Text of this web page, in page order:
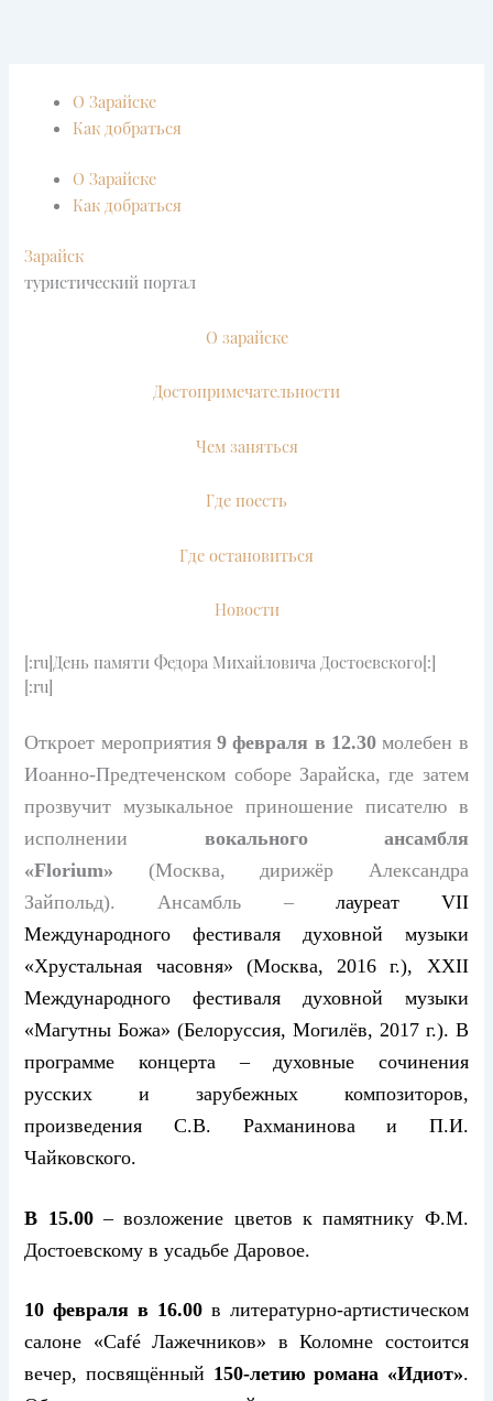
О Зарайске
Как добраться
О Зарайске
Как добраться
Зарайск
туристический портал
О зарайске
Достопримечательности
Чем заняться
Где поесть
Где остановиться
Новости
[:ru]День памяти Федора Михайловича Достоевского[:]
[:ru]
Откроет мероприятия9 февраля в 12.30молебен в
Иоанно-Предтеченском соборе Зарайска, где затем
прозвучит музыкальное приношение писателю в
исполнении вокального ансамбля
«Florium» (Москва, дирижёр Александра
Зайпольд). Ансамбль – лауреат VII
Международного фестиваля духовной музыки
«Хрустальная часовня» (Москва, 2016 г.), XXII
Международного фестиваля духовной музыки
«Магутны Божа» (Белоруссия, Могилёв, 2017 г.). В
программе концерта – духовные сочинения
русских и зарубежных композиторов,
произведения С.В. Рахманинова и П.И.
Чайковского.
В 15.00– возложение цветов к памятнику Ф.М.
Достоевскому в усадьбе Даровое.
10 февраля в 16.00в литературно-артистическом
салоне «Café Лажечников» в Коломне состоится
вечер, посвящённый 150-летию романа «Идиот».